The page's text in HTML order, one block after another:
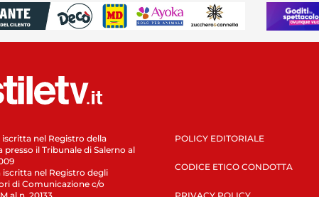
iscritta nel Registro della
presso il Tribunale di Salerno al
iscritta nel Registro degli
di Comunicazione c/o
POLICY EDITORIALE
CODICE ETICO CONDOTTA